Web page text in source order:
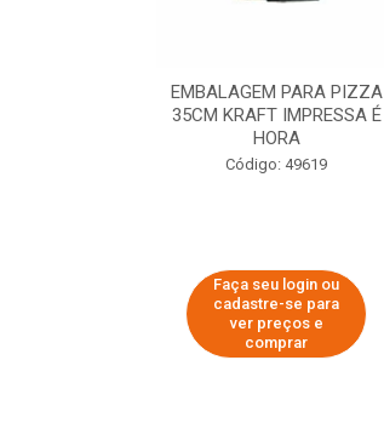
EMBALAGEM PARA PIZZA
35CM KRAFT IMPRESSA É
HORA
Código: 49619
Faça seu login ou
cadastre-se para
ver preços e
comprar